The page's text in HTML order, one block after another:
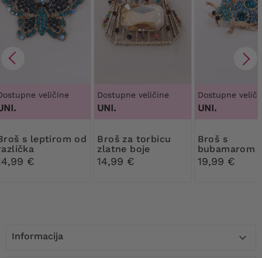
veličine
od
€
Dostupne veličine
UNI.
Broš za torbicu
zlatne boje
14,99 €
Dostupne
UNI.
Broš s
bubamarom i
plavim
različka
19,99 €
Informacija 